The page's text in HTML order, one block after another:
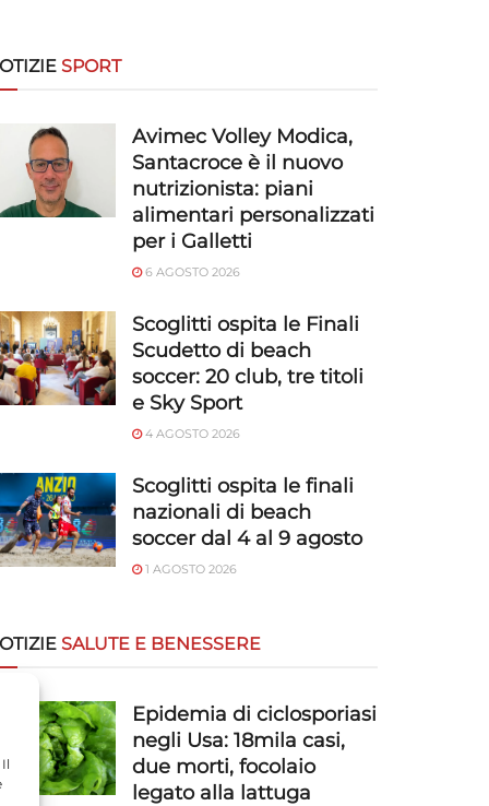
SPORT
Avimec Volley Modica,
Santacroce è il nuovo
nutrizionista: piani
alimentari personalizzati
per i Galletti
6 AGOSTO 2026
Scoglitti ospita le Finali
Scudetto di beach
soccer: 20 club, tre titoli
e Sky Sport
4 AGOSTO 2026
Scoglitti ospita le finali
nazionali di beach
soccer dal 4 al 9 agosto
1 AGOSTO 2026
SALUTE E BENESSERE
Epidemia di ciclosporiasi
negli Usa: 18mila casi,
due morti, focolaio
legato alla lattuga